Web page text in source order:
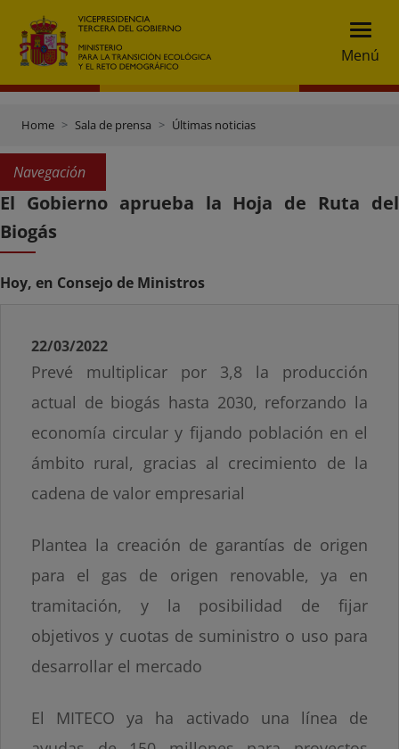
Menú
Home Sala de prensa Últimas noticias
Navegación
El Gobierno aprueba la Hoja de Ruta del
Biogás
Hoy, en Consejo de Ministros
22/03/2022
Prevé multiplicar por 3,8 la producción
actual de biogás hasta 2030, reforzando la
economía circular y fijando población en el
ámbito rural, gracias al crecimiento de la
cadena de valor empresarial
Plantea la creación de garantías de origen
para el gas de origen renovable, ya en
tramitación, y la posibilidad de fijar
objetivos y cuotas de suministro o uso para
desarrollar el mercado
El MITECO ya ha activado una línea de